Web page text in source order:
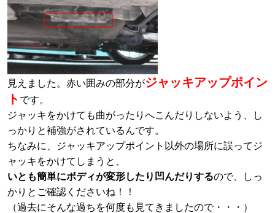
見えました。赤い囲みの部分がジャッキアップポイン
ト です。
ジャッキをかけても曲がったりへこんだりしないよう、し
っかりと補強がされているんです。
ちなみに、ジャッキアップポイント以外の場所に誤ってジ
ャッキをかけてしまうと、
いとも簡単にボディが変形したり凹んだりするので、しっ
かりとご確認くださいね！！
（過去にそんな過ちを何度も見てきましたので・・・）